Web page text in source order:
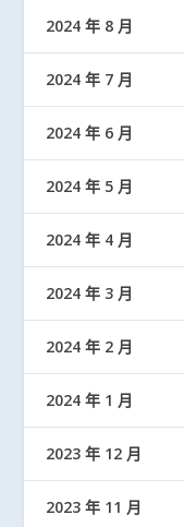
2024 年 8 月
2024 年 7 月
2024 年 6 月
2024 年 5 月
2024 年 4 月
2024 年 3 月
2024 年 2 月
2024 年 1 月
2023 年 12 月
2023 年 11 月